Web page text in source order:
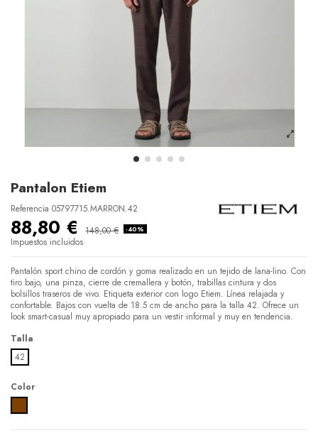
Pantalon Etiem
Referencia 05797715.MARRON.42
88,80 € 148,00 € -40%
Impuestos incluidos
Pantalón sport chino de cordón y goma realizado en un tejido de lana-lino. Con
tiro bajo, una pinza, cierre de cremallera y botón, trabillas cintura y dos
bolsillos traseros de vivo. Etiqueta exterior con logo Etiem. Línea relajada y
confortable. Bajos con vuelta de 18.5 cm de ancho para la talla 42. Ofrece un
look smart-casual muy apropiado para un vestir informal y muy en tendencia.
Talla
42
Color